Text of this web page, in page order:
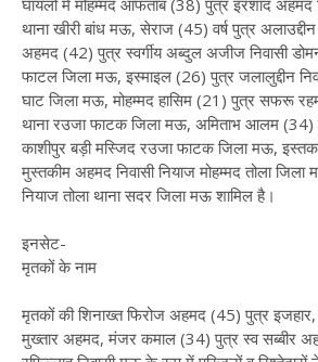
थाना खीरी बांध मऊ, सेराज (45) वर्ष पुत्र
अहमद (42) पुत्र स्वर्गीय अब्दुल अजीज निवासी
फाटल जिला मऊ, इस्माइल (26) पुत्र जलालुद्दीन
घाट जिला मऊ, मोहम्मद हासिम (21) पुत्र सफरू
थाना रउजा फाटक जिला मऊ, अमिताभ आलम (34)
काशीपुर बड़ी मस्जिद रउजा फाटक जिला मऊ,
मुस्तकीम अहमद निवासी नियाज मोहम्मद तोला
नियाज तोला थाना सदर जिला मऊ शामिल है।
इनसेट-
मृतकों के नाम
मृतकों की शिनाख्त फिरोज अहमद (45) पुत्र
मुख्तार अहमद, मंजर कमाल (34) पुत्र स्व सब्बीर